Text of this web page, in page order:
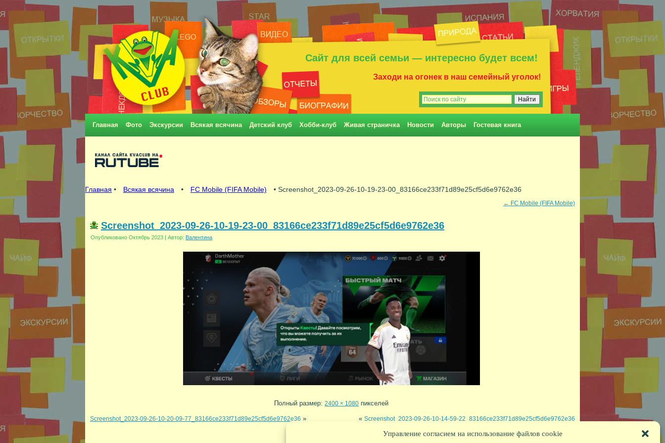
Управление согласием на использование файлов cookie
Сайт для всей семьи — интересно будет всем!
Заходи на огонек в наш семейный уголок!
Главная Фото Экскурсии Всякая всячина Детский клуб Хобби-клуб Живая страничка Новости Авторы Гостевая книга
Главная • Всякая всячина • FC Mobile (FIFA Mobile) • Screenshot_2023-09-26-10-19-23-00_83166ce233f71d89e25cf5d6e9762e36
← FC Mobile (FIFA Mobile)
Screenshot_2023-09-26-10-19-23-00_83166ce233f71d89e25cf5d6e9762e36
Опубликовано Октябрь 2023 | Автор: Валентина
Полный размер: 2400 × 1080 пикселей
Screenshot_2023-09-26-10-20-09-77_83166ce233f71d89e25cf5d6e9762e36 » « Screenshot_2023-09-26-10-14-59-22_83166ce233f71d89e25cf5d6e9762e36